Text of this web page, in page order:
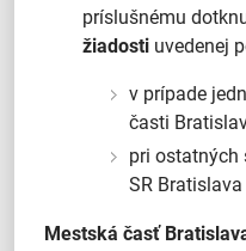
príslušnému
žiadosti uvedenej
v prípade
časti
pri ostatných
SR Bratislava
Mestská časť